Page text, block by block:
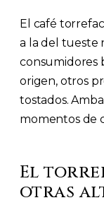
El café
a la del tueste
consumidores
origen, otros
tostados.
momentos de
El
otras